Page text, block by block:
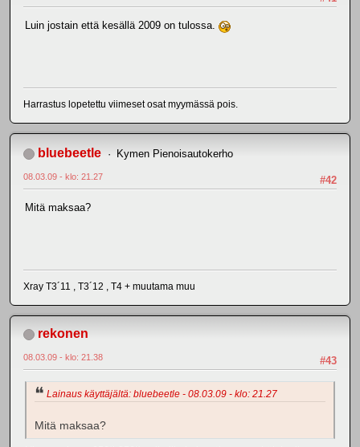
Luin jostain että kesällä 2009 on tulossa.
Harrastus lopetettu viimeset osat myymässä pois.
bluebeetle Kymen Pienoisautokerho
#42
08.03.09 - klo: 21.27
Mitä maksaa?
Xray T3´11 , T3´12 , T4 + muutama muu
rekonen
#43
08.03.09 - klo: 21.38
Lainaus käyttäjältä: bluebeetle - 08.03.09 - klo: 21.27
Mitä maksaa?